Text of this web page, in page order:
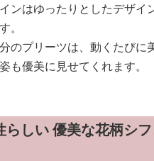
ンはゆったりとしたデザイ
。
のプリーツは、動くたびに
も優美に見せてくれます。
らしい 優美な花柄シ